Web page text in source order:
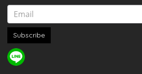
Subscribe